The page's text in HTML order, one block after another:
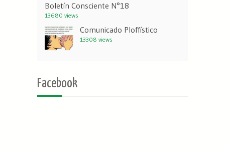
Boletín Consciente N°18
13680 views
Comunicado Ploffístico
13308 views
Facebook